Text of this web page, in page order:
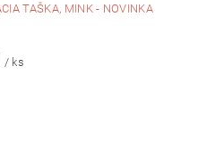
TAŠKA, MINK - NOVINKA
/ ks